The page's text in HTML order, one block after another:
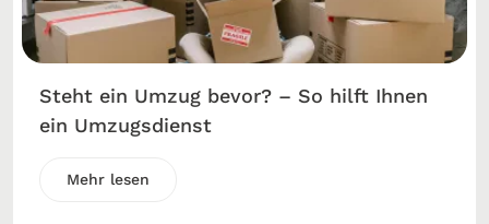
Steht ein Umzug bevor? – So hilft Ihnen
ein Umzugsdienst
Mehr lesen